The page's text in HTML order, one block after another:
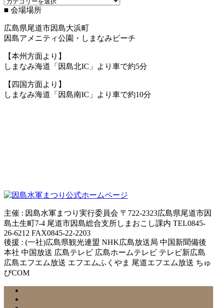
バ
ク
ナ
ン
バ
ー
ロ
カ
テ
ゴ
リ
ー
■ 会場場所
広島県尾道市因島大浜町
因島アメニティ公園・しまなみビーチ
【本州方面より】
しまなみ海道「因島北IC」より車で約5分
【四国方面より】
しまなみ海道「因島南IC」より車で約10分
主催 : 因島水軍まつり実行委員会 〒722-2323広島県尾道市因
島土生町7-4 尾道市因島総合支所しまおこし課内 TEL0845-
26-6212 FAX0845-22-2203
後援 : (一社)広島県観光連盟 NHK広島放送局 中国新聞備後
本社 中国放送 広島テレビ 広島ホームテレビ テレビ新広島
広島エフエム放送 エフエムふくやま 尾道エフエム放送 ちゅ
ぴCOM